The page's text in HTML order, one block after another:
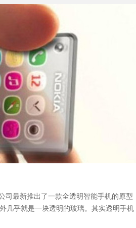
司最新推出了一款全透明智能手机的原型
几乎就是一块透明的玻璃。其实透明手机